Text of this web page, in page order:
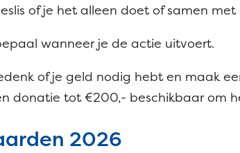
of je het alleen doet of samen met
wanneer je de actie uitvoert.
of je geld nodig hebt en maak
donatie tot €200,- beschikbaar om
2026